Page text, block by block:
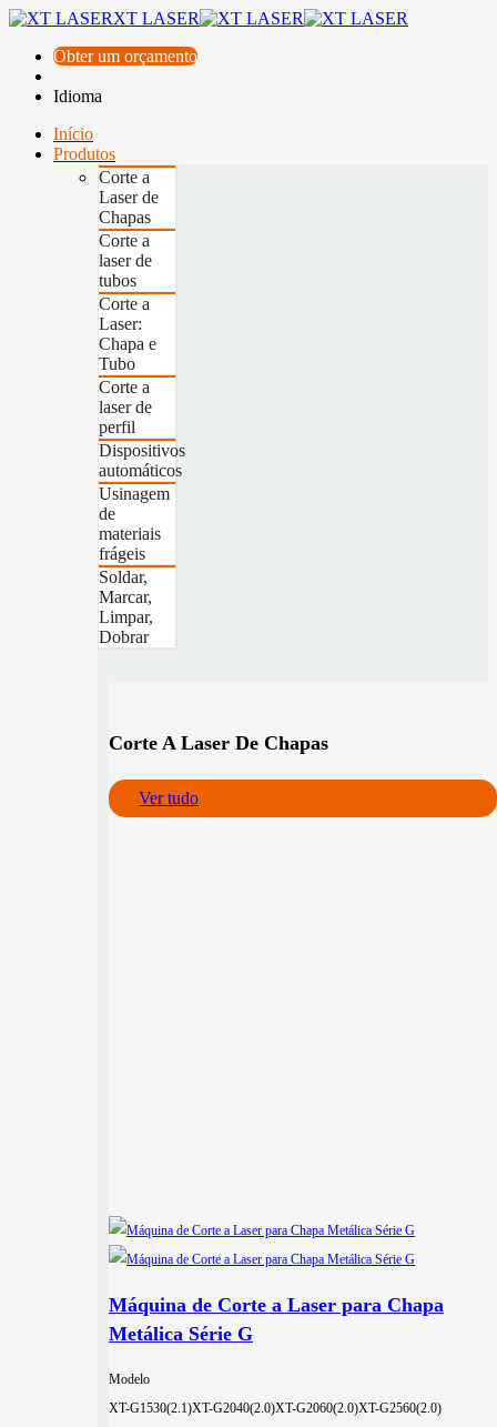
XT LASER
Obter um orçamento
Idioma
Início
Produtos
Corte a
Laser de
Chapas
Corte a
laser de
tubos
Corte a
Laser:
Chapa e
Tubo
Corte a
laser de
perfil
Dispositivos
automáticos
Usinagem
de
materiais
frágeis
Soldar,
Marcar,
Limpar,
Dobrar
Corte A Laser De Chapas
Ver tudo
Máquina de Corte a Laser para Chapa
Metálica Série G
Modelo
XT-G1530(2.1)XT-G2040(2.0)XT-G2060(2.0)XT-G2560(2.0)